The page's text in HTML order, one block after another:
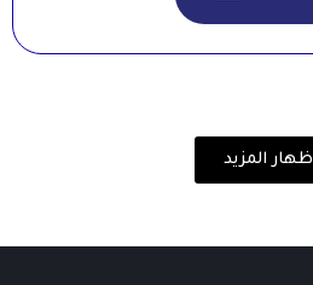
المزيد